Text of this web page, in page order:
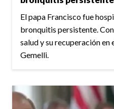
El papa Francisco fue
bronquitis persistente.
salud y su recuperación
Gemelli.